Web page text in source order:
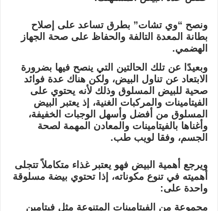
ونصح “وي تشات” بطرق تساعد على إصلاح
بطانة المعدة التالفة والحفاظ على صحة الجهاز
الهضمي.
وبعيدًا عن تلك الحالتين التي ينصح فيها بضرورة
الابتعاد عن تناول البيض، ولكن هناك عدة فوائد
صحية للبيض المسلوق وذلك لأنه يحتوي على
الفيتامينات والمركبات الغنية، إذ يعتبر البيض
المسلوق من أفضل وأسهل الوجبات الخفيفة،
وأغناها بالفيتامينات والمعادن المهمة لصحة
الجسم، وفقا لويب طب.
ويرجع أهمية البيض فهو يعتبر غذاء متكاملاً تتجلى
أهميته في تنوع مكوناته، إذا تحتوي بيضة مسلوقة
واحدة على:
مجموعة من الفيتامينات المتنوعة مثل فيتامين